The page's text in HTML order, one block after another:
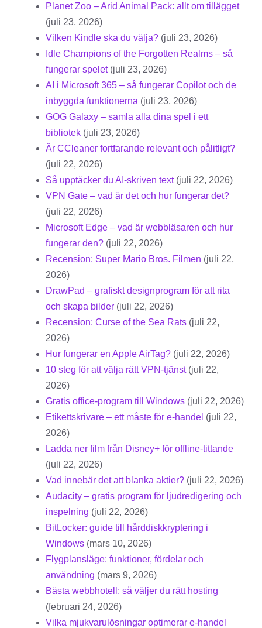
Planet Zoo – Arid Animal Pack: allt om tillägget
(juli 23, 2026)
Vilken Kindle ska du välja? (juli 23, 2026)
Idle Champions of the Forgotten Realms – så
fungerar spelet (juli 23, 2026)
AI i Microsoft 365 – så fungerar Copilot och de
inbyggda funktionerna (juli 23, 2026)
GOG Galaxy – samla alla dina spel i ett
bibliotek (juli 23, 2026)
Är CCleaner fortfarande relevant och pålitligt?
(juli 22, 2026)
Så upptäcker du AI-skriven text (juli 22, 2026)
VPN Gate – vad är det och hur fungerar det?
(juli 22, 2026)
Microsoft Edge – vad är webbläsaren och hur
fungerar den? (juli 22, 2026)
Recension: Super Mario Bros. Filmen (juli 22,
2026)
DrawPad – grafiskt designprogram för att rita
och skapa bilder (juli 22, 2026)
Recension: Curse of the Sea Rats (juli 22,
2026)
Hur fungerar en Apple AirTag? (juli 22, 2026)
10 steg för att välja rätt VPN-tjänst (juli 22,
2026)
Gratis office-program till Windows (juli 22, 2026)
Etikettskrivare – ett måste för e-handel (juli 22,
2026)
Ladda ner film från Disney+ för offline-tittande
(juli 22, 2026)
Vad innebär det att blanka aktier? (juli 22, 2026)
Audacity – gratis program för ljudredigering och
inspelning (juli 22, 2026)
BitLocker: guide till hårddiskkryptering i
Windows (mars 10, 2026)
Flygplansläge: funktioner, fördelar och
användning (mars 9, 2026)
Bästa webbhotell: så väljer du rätt hosting
(februari 24, 2026)
Vilka mjukvarulösningar optimerar e-handel